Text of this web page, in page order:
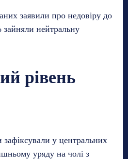
заявили про недовіру до
нейтральну
рівень
у центральних
уряду на чолі з